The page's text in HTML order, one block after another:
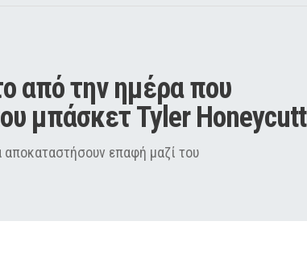
από την ημέρα που
μπάσκετ Tyler Honeycutt
αποκαταστήσουν επαφή μαζί του